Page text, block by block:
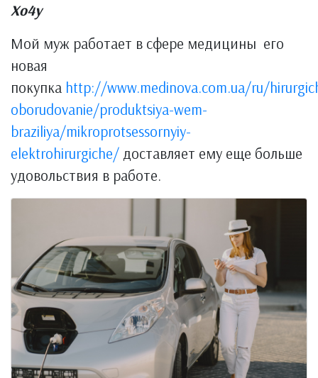
Хо4у
Мой муж работает в сфере медицины его
новая
покупка http://www.medinova.com.ua/ru/
oborudovanie/produktsiya-wem-
braziliya/mikroprotsessornyiy-
elektrohirurgiche/ доставляет ему еще больше
удовольствия в работе.